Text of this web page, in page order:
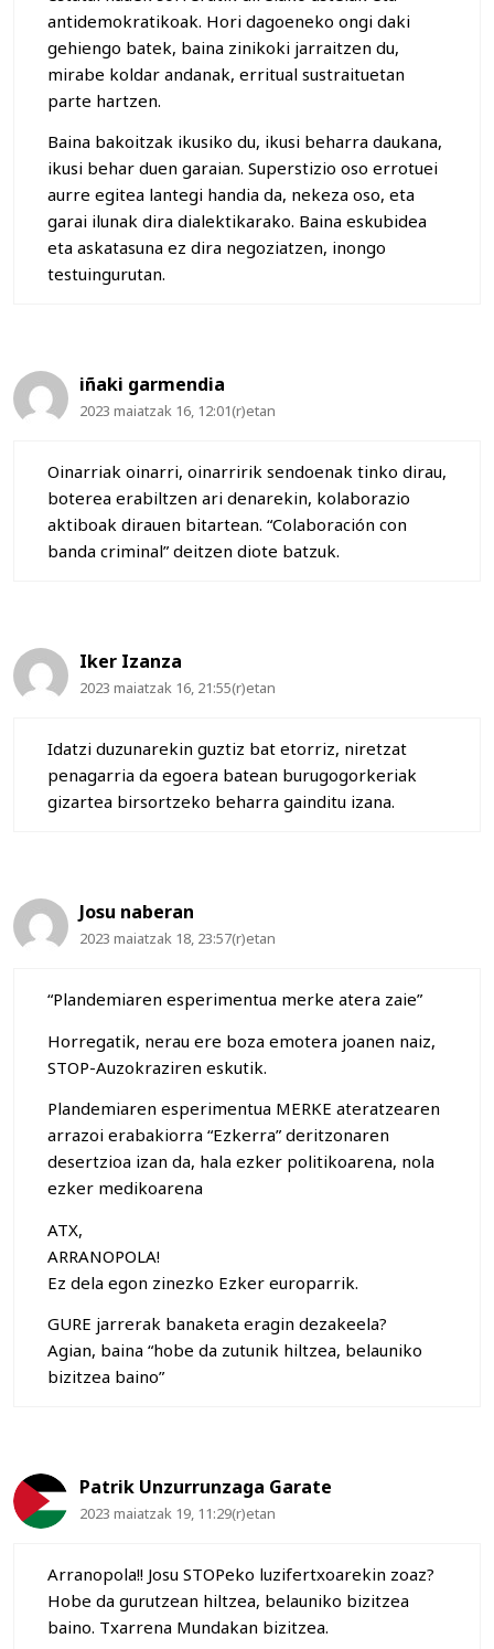
antidemokratikoak. Hori dagoeneko ongi daki
gehiengo batek, baina zinikoki jarraitzen du,
mirabe koldar andanak, erritual sustraituetan
parte hartzen.
Baina bakoitzak ikusiko du, ikusi beharra daukana,
ikusi behar duen garaian. Superstizio oso errotuei
aurre egitea lantegi handia da, nekeza oso, eta
garai ilunak dira dialektikarako. Baina eskubidea
eta askatasuna ez dira negoziatzen, inongo
testuingurutan.
iñaki garmendia
2023 maiatzak 16, 12:01(r)etan
Oinarriak oinarri, oinarririk sendoenak tinko dirau,
boterea erabiltzen ari denarekin, kolaborazio
aktiboak dirauen bitartean. “Colaboración con
banda criminal” deitzen diote batzuk.
Iker Izanza
2023 maiatzak 16, 21:55(r)etan
Idatzi duzunarekin guztiz bat etorriz, niretzat
penagarria da egoera batean burugogorkeriak
gizartea birsortzeko beharra gainditu izana.
Josu naberan
2023 maiatzak 18, 23:57(r)etan
“Plandemiaren esperimentua merke atera zaie”
Horregatik, nerau ere boza emotera joanen naiz,
STOP-Auzokraziren eskutik.
Plandemiaren esperimentua MERKE ateratzearen
arrazoi erabakiorra “Ezkerra” deritzonaren
desertzioa izan da, hala ezker politikoarena, nola
ezker medikoarena
ATX,
ARRANOPOLA!
Ez dela egon zinezko Ezker europarrik.
GURE jarrerak banaketa eragin dezakeela?
Agian, baina “hobe da zutunik hiltzea, belauniko
bizitzea baino”
Patrik Unzurrunzaga Garate
2023 maiatzak 19, 11:29(r)etan
Arranopola!! Josu STOPeko luzifertxoarekin zoaz?
Hobe da gurutzean hiltzea, belauniko bizitzea
baino. Txarrena Mundakan bizitzea.